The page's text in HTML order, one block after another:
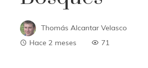
Thomás Alcantar Velasco
Hace 2 meses
71